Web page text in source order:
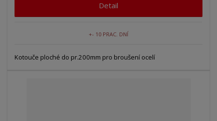
Detail
+- 10 PRAC. DNÍ
Kotouče ploché do pr.200mm pro broušení ocelí